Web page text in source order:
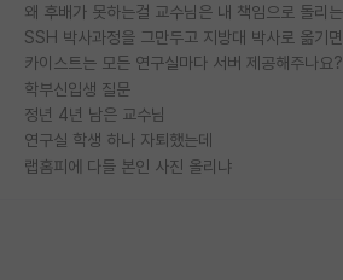
카이스트는 모든 연구실마다 서버 제공해주나요?
학부신입생 질문
정년 4년 남은 교수님
연구실 학생 하나 자퇴했는데
랩홈피에 다들 본인 사진 올리냐